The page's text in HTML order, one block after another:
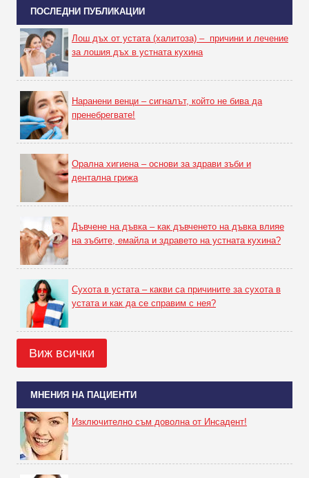
ПОСЛЕДНИ ПУБЛИКАЦИИ
Лош дъх от устата (халитоза) – причини и лечение
за лошия дъх в устната кухина
Наранени венци – сигналът, който не бива да
пренебрегвате!
Орална хигиена – основи за здрави зъби и
дентална грижа
Дъвчене на дъвка – как дъвченето на дъвка влияе
на зъбите, емайла и здравето на устната кухина?
Сухота в устата – какви са причините за сухота в
устата и как да се справим с нея?
Виж всички
МНЕНИЯ НА ПАЦИЕНТИ
Изключително съм доволна от Инсадент!